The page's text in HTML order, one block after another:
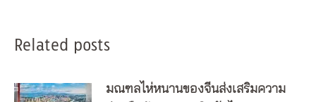
Related posts
มณฑลไห่หนานของจีนส่งเสริมความ